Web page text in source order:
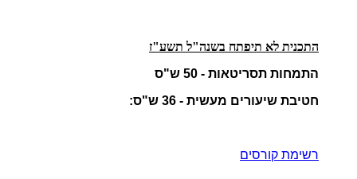
התכנית לא תיפתח בשנה"ל תשע"ז
התמחות תסריטאות - 50 ש"ס
חטיבת שיעורים מעשית - 36 ש"ס:
רשימת קורסים